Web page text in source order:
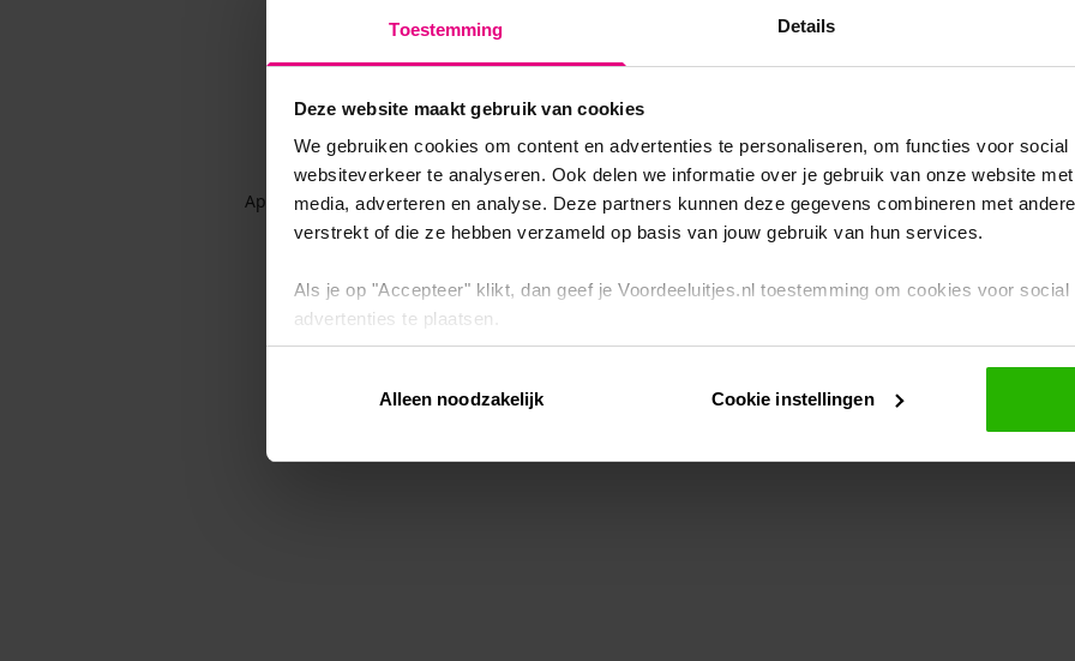
Toestemming Details
Deze website maakt gebruik van cookies
We gebruiken cookies om content en advertenties te personaliseren, om functies voor
websiteverkeer te analyseren. Ook delen we informatie over je gebruik van onze website
media, adverteren en analyse. Deze partners kunnen deze gegevens combineren met
verstrekt of die ze hebben verzameld op basis van jouw gebruik van hun services.
Als je op "Accepteer" klikt, dan geef je Voordeeluitjes.nl toestemming om cookies voor
advertenties te plaatsen.
Via "Cookie instellingen" kun je ook zelf instellen welke cookies worden geplaatst. Je kunt je
intrekken op onscookiebeleid.
Alleen noodzakelijk Cookie instellingen
Application error: a client-side exception has occurred while loadingwww.voordeeluitjes.nl (see the